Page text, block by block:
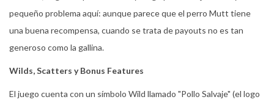
pequeño problema aquí: aunque parece que el perro Mutt tiene
una buena recompensa, cuando se trata de payouts no es tan
generoso como la gallina.
Wilds, Scatters y Bonus Features
El juego cuenta con un símbolo Wild llamado "Pollo Salvaje" (el logo